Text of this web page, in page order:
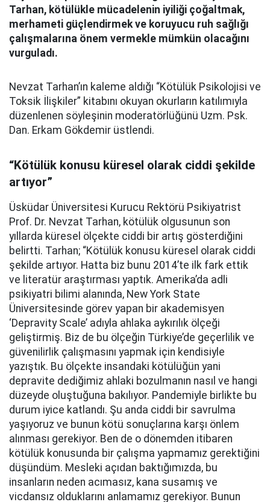
Tarhan, kötülükle mücadelenin iyiliği çoğaltmak,
merhameti güçlendirmek ve koruyucu ruh sağlığı
çalışmalarına önem vermekle mümkün olacağını
vurguladı.
Nevzat Tarhan’ın kaleme aldığı “Kötülük Psikolojisi ve
Toksik İlişkiler” kitabını okuyan okurların katılımıyla
düzenlenen söyleşinin moderatörlüğünü Uzm. Psk.
Dan. Erkam Gökdemir üstlendi.
“Kötülük konusu küresel olarak ciddi şekilde
artıyor”
Üsküdar Üniversitesi Kurucu Rektörü Psikiyatrist
Prof. Dr. Nevzat Tarhan, kötülük olgusunun son
yıllarda küresel ölçekte ciddi bir artış gösterdiğini
belirtti. Tarhan; “Kötülük konusu küresel olarak ciddi
şekilde artıyor. Hatta biz bunu 2014’te ilk fark ettik
ve literatür araştırması yaptık. Amerika’da adli
psikiyatri bilimi alanında, New York State
Üniversitesinde görev yapan bir akademisyen
‘Depravity Scale’ adıyla ahlaka aykırılık ölçeği
geliştirmiş. Biz de bu ölçeğin Türkiye’de geçerlilik ve
güvenilirlik çalışmasını yapmak için kendisiyle
yazıştık. Bu ölçekte insandaki kötülüğün yani
depravite dediğimiz ahlaki bozulmanın nasıl ve hangi
düzeyde oluştuğuna bakılıyor. Pandemiyle birlikte bu
durum iyice katlandı. Şu anda ciddi bir savrulma
yaşıyoruz ve bunun kötü sonuçlarına karşı önlem
alınması gerekiyor. Ben de o dönemden itibaren
kötülük konusunda bir çalışma yapmamız gerektiğini
düşündüm. Mesleki açıdan baktığımızda, bu
insanların neden acımasız, kana susamış ve
vicdansız olduklarını anlamamız gerekiyor. Bunun